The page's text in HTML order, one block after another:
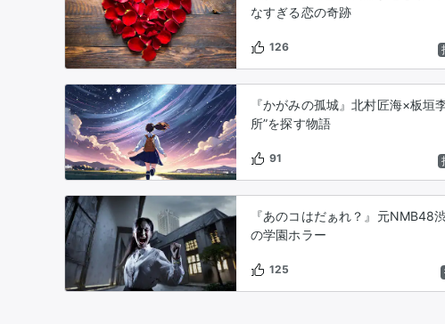
なすぎる恋の奇跡
126
『かがみの孤城』北村匠海×板垣
所”を探す物語
91
『あのコはだぁれ？』元NMB48
の学園ホラー
125